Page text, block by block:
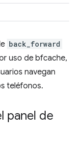
back_forward
uso de bfcache,
navegan
teléfonos.
panel de